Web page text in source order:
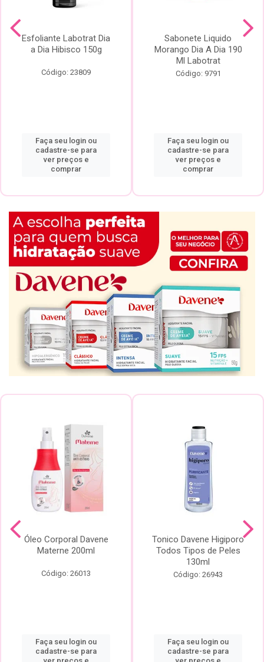
Esfoliante Labotrat Dia
a Dia Hibisco 150g
Código: 23809
Faça seu login ou
cadastre-se para
ver preços e
comprar
Sabonete Liquido
Morango Dia A Dia 190
Ml Labotrat
Código: 9791
Faça seu login ou
cadastre-se para
ver preços e
comprar
Óleo Corporal Davene
Materne 200ml
Código: 26013
Faça seu login ou
cadastre-se para
Tonico Davene Higiporo
Todos Tipos de Peles
130ml
Código: 26943
Faça seu login ou
cadastre-se para